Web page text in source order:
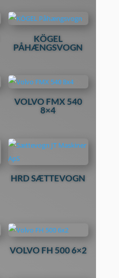
KÖGEL
PÅHÆNGSVOGN
VOLVO FMX 540
8×4
HRD SÆTTEVOGN
VOLVO FH 500 6×2